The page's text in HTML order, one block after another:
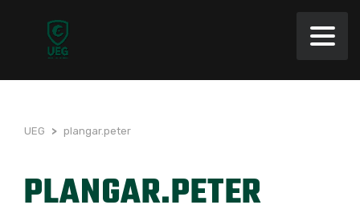
UEG > plangar.peter
PLANGAR.PETER